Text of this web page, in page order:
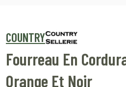
COUNTRY
Fourreau En
Orange Et Noir